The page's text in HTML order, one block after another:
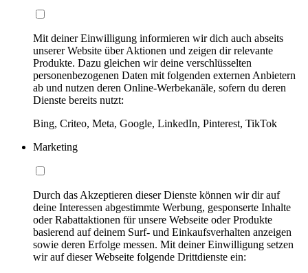
Mit deiner Einwilligung informieren wir dich auch abseits
unserer Website über Aktionen und zeigen dir relevante
Produkte. Dazu gleichen wir deine verschlüsselten
personenbezogenen Daten mit folgenden externen Anbietern
ab und nutzen deren Online-Werbekanäle, sofern du deren
Dienste bereits nutzt:
Bing, Criteo, Meta, Google, LinkedIn, Pinterest, TikTok
Marketing
Durch das Akzeptieren dieser Dienste können wir dir auf
deine Interessen abgestimmte Werbung, gesponserte Inhalte
oder Rabattaktionen für unsere Webseite oder Produkte
basierend auf deinem Surf- und Einkaufsverhalten anzeigen
sowie deren Erfolge messen. Mit deiner Einwilligung setzen
wir auf dieser Webseite folgende Drittdienste ein: